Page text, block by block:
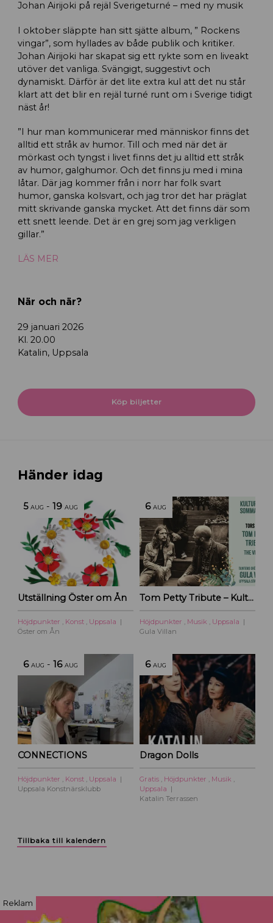
Johan Airijoki på rejäl Sverigeturné – med ny musik
I oktober släppte han sitt sjätte album, ” Rockens
vingar”, som hyllades av både publik och kritiker.
Johan Airijoki har skapat sig ett rykte som en liveakt
utöver det vanliga. Svängigt, suggestivt och
dynamiskt. Därför är det lite extra kul att det nu står
klart att det blir en rejäl turné runt om i Sverige tidigt
näst år!
”I hur man kommunicerar med människor finns det
alltid ett stråk av humor. Till och med när det är
mörkast och tyngst i livet finns det ju alltid ett stråk
av humor, galghumor. Och det finns ju med i mina
låtar. Där jag kommer från i norr har folk svart
humor, ganska kolsvart, och jag tror det har präglat
mitt skrivande ganska mycket. Att det finns där som
ett snett leende. Det är en grej som jag verkligen
gillar.”
LÄS MER
När och när?
29 januari 2026
Kl. 20.00
Katalin, Uppsala
Köp biljetter
Händer idag
5 AUG -19 AUG
Utställning Öster om Ån
Höjdpunkter , Konst , Uppsala
Öster om Ån
6 AUG
Tom Petty Tribute – Kulturoasens sommarscen 2026
Höjdpunkter , Musik , Uppsala
Gula Villan
6 AUG -16 AUG
CONNECTIONS
Höjdpunkter , Konst , Uppsala
Uppsala Konstnärsklubb
6 AUG
Dragon Dolls
Gratis , Höjdpunkter , Musik ,
Uppsala
Katalin Terrassen
Tillbaka till kalendern
Reklam